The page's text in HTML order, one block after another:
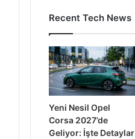
Recent Tech News
Yeni Nesil Opel
Corsa 2027’de
Geliyor: İşte Detaylar